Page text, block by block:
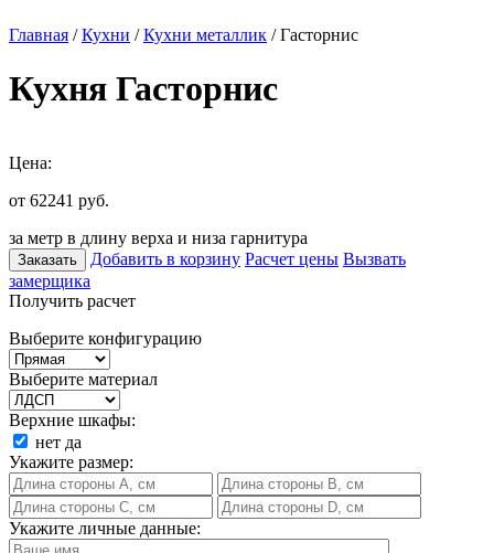
Главная /Кухни /Кухни металлик / Гасторнис
Кухня Гасторнис
Цена:
от 62241 руб.
за метр в длину верха и низа гарнитура
Заказать Добавить в корзину Расчет цены Вызвать
замерщика
Получить расчет
Выберите конфигурацию
Выберите материал
Верхние шкафы:
нет да
Укажите размер:
Укажите личные данные: